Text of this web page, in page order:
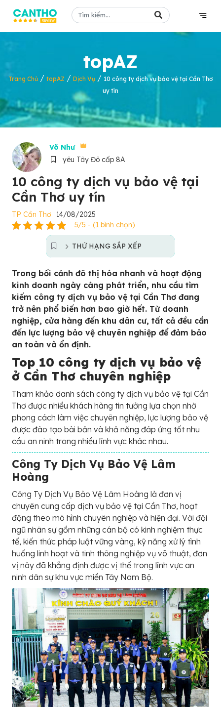
topAZ
Trang Chủ / topAZ / Dịch Vụ / 10 công ty dịch vụ bảo vệ tại Cần Thơ
uy tín
Võ Như
yêu Tây Đô cấp 8A
10 công ty dịch vụ bảo vệ tại
Cần Thơ uy tín
TP Cần Thơ
14/08/2025
5/5 - (1 bình chọn)
THỨ HẠNG SẮP XẾP
Trong bối cảnh đô thị hóa nhanh và hoạt động
kinh doanh ngày càng phát triển, nhu cầu tìm
kiếm công ty dịch vụ bảo vệ tại Cần Thơ đang
trở nên phổ biến hơn bao giờ hết. Từ doanh
nghiệp, cửa hàng đến khu dân cư, tất cả đều cần
đến lực lượng bảo vệ chuyên nghiệp để đảm bảo
an toàn và ổn định.
Top 10 công ty dịch vụ bảo vệ
ở Cần Thơ chuyên nghiệp
Tham khảo danh sách công ty dịch vụ bảo vệ tại Cần
Thơ được nhiều khách hàng tin tưởng lựa chọn nhờ
phong cách làm việc chuyên nghiệp, lực lượng bảo vệ
được đào tạo bài bản và khả năng đáp ứng tốt nhu
cầu an ninh trong nhiều lĩnh vực khác nhau.
Công Ty Dịch Vụ Bảo Vệ Lâm
Hoàng
Công Ty Dịch Vụ Bảo Vệ Lâm Hoàng là đơn vị
chuyên cung cấp dịch vụ bảo vệ tại Cần Thơ, hoạt
động theo mô hình chuyên nghiệp và hiện đại. Với đội
ngũ nhân sự gồm những cán bộ có kinh nghiệm thực
tế, kiến thức pháp luật vững vàng, kỹ năng xử lý tình
huống linh hoạt và tinh thông nghiệp vụ võ thuật, đơn
vị này đã khẳng định được vị thế trong lĩnh vực an
ninh dân sự khu vực miền Tây Nam Bộ.